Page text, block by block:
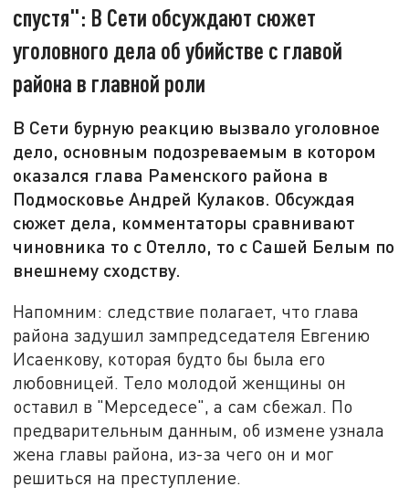
спустя": В Сети обсуждают сюжет
уголовного дела об убийстве с главой
района в главной роли
В Сети бурную реакцию вызвало уголовное
дело, основным подозреваемым в котором
оказался глава Раменского района в
Подмосковье Андрей Кулаков. Обсуждая
сюжет дела, комментаторы сравнивают
чиновника то с Отелло, то с Сашей Белым по
внешнему сходству.
Напомним: следствие полагает, что глава
района задушил зампредседателя Евгению
Исаенкову, которая будто бы была его
любовницей. Тело молодой женщины он
оставил в "Мерседесе", а сам сбежал. По
предварительным данным, об измене узнала
жена главы района, из-за чего он и мог
решиться на преступление.